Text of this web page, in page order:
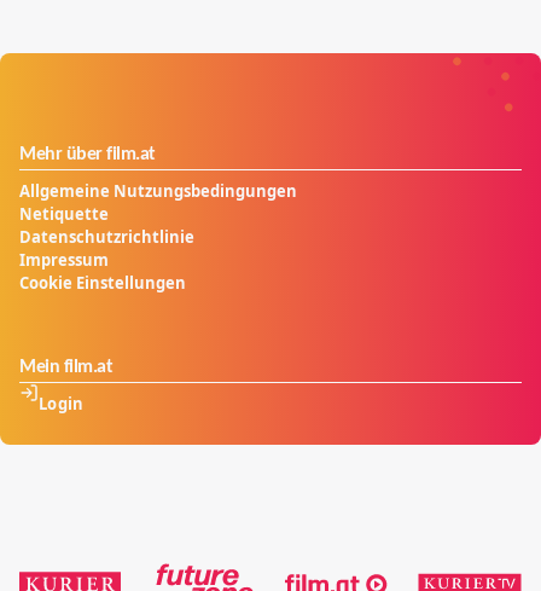
Mehr über film.at
Allgemeine Nutzungsbedingungen
Netiquette
Datenschutzrichtlinie
Impressum
Cookie Einstellungen
Mein film.at
Login